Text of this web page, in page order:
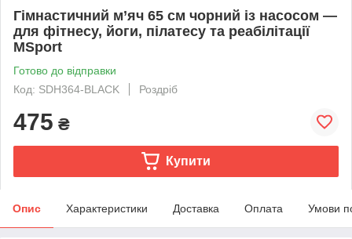
Гімнастичний м’яч 65 см чорний із насосом —
для фітнесу, йоги, пілатесу та реабілітації
MSport
Готово до відправки
Код: SDH364-BLACK
Роздріб
475 ₴
Купити
Опис Характеристики Доставка Оплата Умови